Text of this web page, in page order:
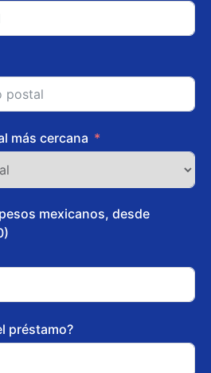
más cercana
mexicanos, desde
préstamo?